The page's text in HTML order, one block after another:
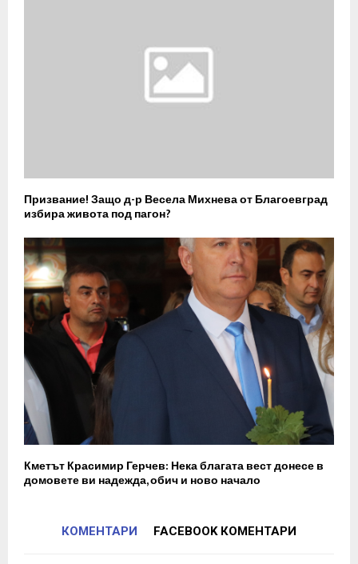
Призвание! Защо д-р Весела Михнева от Благоевград
избира живота под пагон?
Кметът Красимир Герчев: Нека благата вест донесе в
домовете ви надежда, обич и ново начало
КОМЕНТАРИ FACEBOOK КОМЕНТАРИ